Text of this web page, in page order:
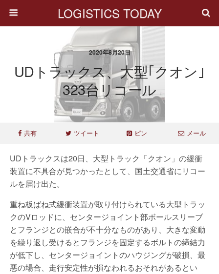
LOGISTICS TODAY
2020年8月20日
UDトラックス、大型｢クオン｣
323台リコール
共有 ツイート ピン メール
UDトラックスは20日、大型トラック「クオン」の緩衝
装置に不具合が見つかったとして、国土交通省にリコー
ルを届け出た。
重ね板ばね式緩衝装置が取り付けられている大型トラッ
クのVロッドに、センタージョイント部ボールスリーブ
とフランジとの嵌合が不十分なものがあり、大きな変動
を繰り返し受けるとフランジを固定するボルトの締結力
が低下し、センタージョイントのハウジングが破損、最
悪の場合、走行安定性が損なわれるおそれがあるとい